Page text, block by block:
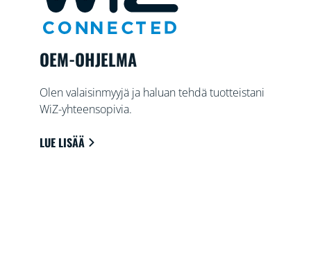
OEM-OHJELMA
Olen valaisinmyyjä ja haluan tehdä tuotteistani
WiZ-yhteensopivia.
LUE LISÄÄ